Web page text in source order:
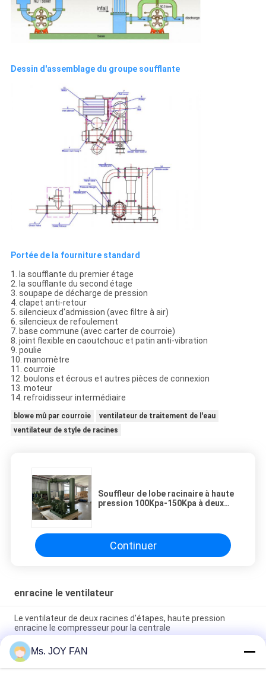
Dessin d'assemblage du groupe soufflante
Portée de la fourniture standard
1. la soufflante du premier étage
2. la soufflante du second étage
3. soupape de décharge de pression
4. clapet anti-retour
5. silencieux d'admission (avec filtre à air)
6. silencieux de refoulement
7. base commune (avec carter de courroie)
8. joint flexible en caoutchouc et patin anti-vibration
9. poulie
10. manomètre
11. courroie
12. boulons et écrous et autres pièces de connexion
13. moteur
14. refroidisseur intermédiaire
blowe mû par courroie
ventilateur de traitement de l'eau
ventilateur de style de racines
Souffleur de lobe racinaire à haute
pression 100Kpa-150Kpa à deux
Continuer
enracine le ventilateur
Le ventilateur de deux racines d'étapes, haute pression
enracine le compresseur pour la centrale
Ventilateur de racines du lobe BKD-3000 trois et
compresseurs 100KPA-150KPA pour des applications
étendues
Ms. JOY FAN